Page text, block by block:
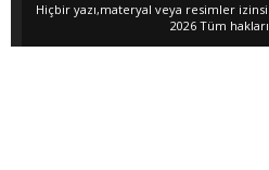
Hiçbir yazı,materyal veya resimler
2026 Tüm hakları